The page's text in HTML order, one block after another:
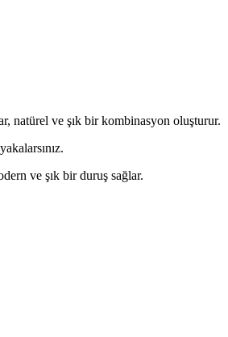
natürel ve şık bir kombinasyon oluşturur.
ve şık bir duruş sağlar.